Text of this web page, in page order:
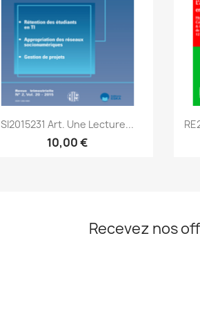
Aperçu rapide
SI2015231 Art. Une Lecture...
10,00 €
Recevez nos